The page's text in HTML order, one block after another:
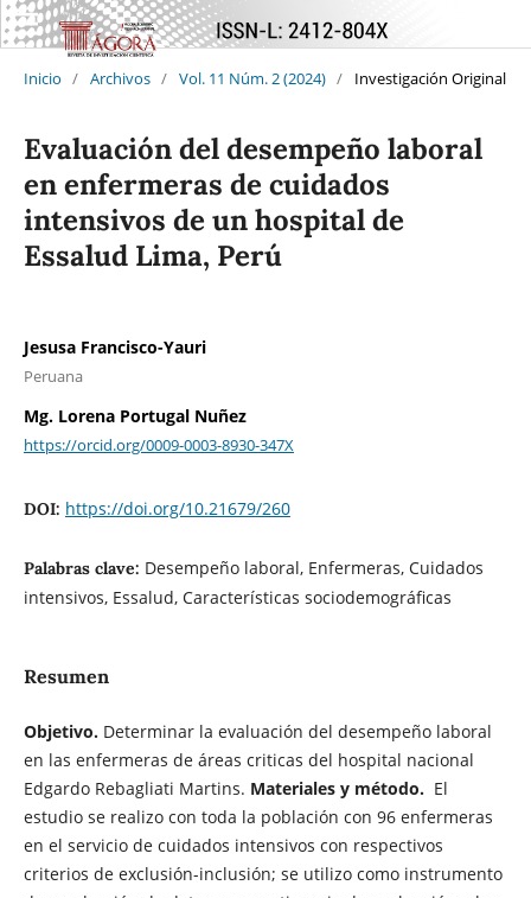
Inicio / Archivos / Vol. 11 Núm. 2 (2024) / Investigación Original
Evaluación del desempeño laboral
en enfermeras de cuidados
intensivos de un hospital de
Essalud Lima, Perú
Jesusa Francisco-Yauri
Peruana
Mg. Lorena Portugal Nuñez
https://orcid.org/0009-0003-8930-347X
DOI: https://doi.org/10.21679/260
Palabras clave: Desempeño laboral, Enfermeras, Cuidados
intensivos, Essalud, Características sociodemográficas
Resumen
Objetivo.Determinar la evaluación del desempeño laboral
en las enfermeras de áreas criticas del hospital nacional
Edgardo Rebagliati Martins. Materiales y método.El
estudio se realizo con toda la población con 96 enfermeras
en el servicio de cuidados intensivos con respectivos
criterios de exclusión-inclusión; se utilizo como instrumento